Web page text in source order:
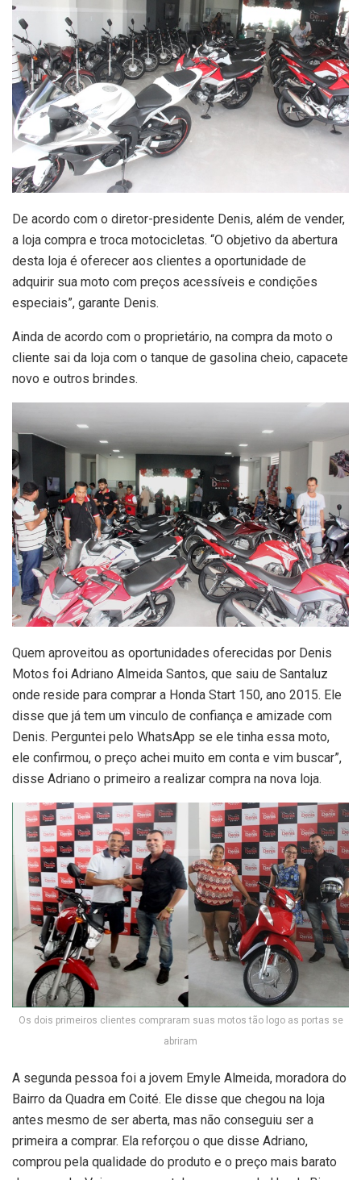
De acordo com o diretor-presidente Denis, além de vender,
a loja compra e troca motocicletas. “O objetivo da abertura
desta loja é oferecer aos clientes a oportunidade de
adquirir sua moto com preços acessíveis e condições
especiais”, garante Denis.
Ainda de acordo com o proprietário, na compra da moto o
cliente sai da loja com o tanque de gasolina cheio, capacete
novo e outros brindes.
Quem aproveitou as oportunidades oferecidas por Denis
Motos foi Adriano Almeida Santos, que saiu de Santaluz
onde reside para comprar a Honda Start 150, ano 2015. Ele
disse que já tem um vinculo de confiança e amizade com
Denis. Perguntei pelo WhatsApp se ele tinha essa moto,
ele confirmou, o preço achei muito em conta e vim buscar”,
disse Adriano o primeiro a realizar compra na nova loja.
Os dois primeiros clientes compraram suas motos tão logo as portas se
abriram
A segunda pessoa foi a jovem Emyle Almeida, moradora do
Bairro da Quadra em Coité. Ele disse que chegou na loja
antes mesmo de ser aberta, mas não conseguiu ser a
primeira a comprar. Ela reforçou o que disse Adriano,
comprou pela qualidade do produto e o preço mais barato